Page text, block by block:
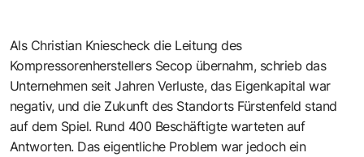
Als Christian Kniescheck die Leitung des
Kompressorenherstellers Secop übernahm, schrieb das
Unternehmen seit Jahren Verluste, das Eigenkapital war
negativ, und die Zukunft des Standorts Fürstenfeld stand
auf dem Spiel. Rund 400 Beschäftigte warteten auf
Antworten. Das eigentliche Problem war jedoch ein